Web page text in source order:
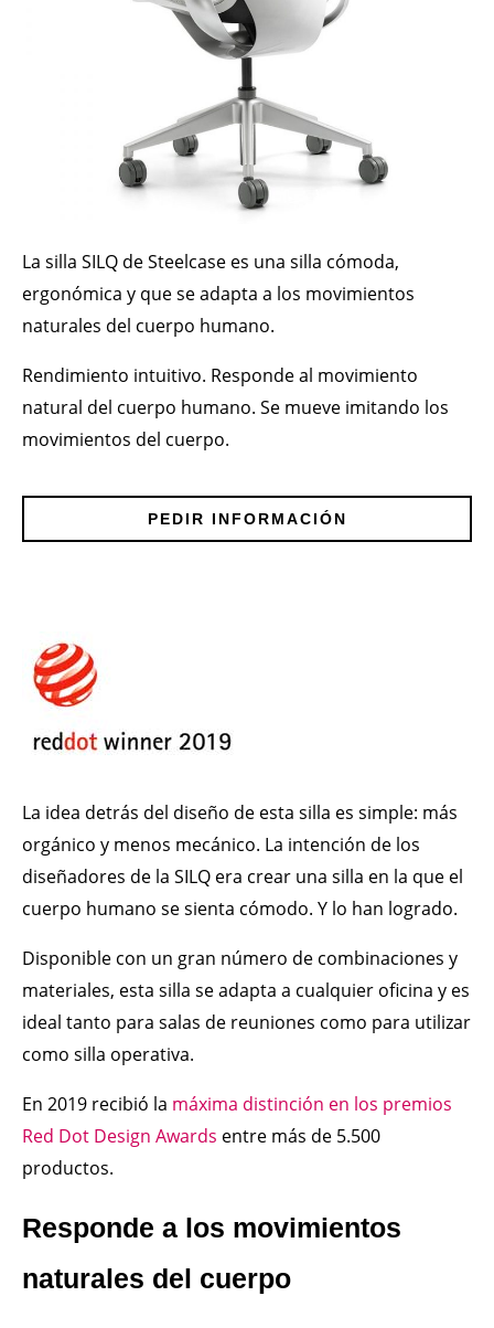
La silla SILQ de Steelcase es una silla cómoda,
ergonómica y que se adapta a los movimientos
naturales del cuerpo humano.
Rendimiento intuitivo. Responde al movimiento
natural del cuerpo humano. Se mueve imitando los
movimientos del cuerpo.
PEDIR INFORMACIÓN
La idea detrás del diseño de esta silla es simple: más
orgánico y menos mecánico. La intención de los
diseñadores de la SILQ era crear una silla en la que el
cuerpo humano se sienta cómodo. Y lo han logrado.
Disponible con un gran número de combinaciones y
materiales, esta silla se adapta a cualquier oficina y es
ideal tanto para salas de reuniones como para utilizar
como silla operativa.
En 2019 recibió la máxima distinción en los premios
Red Dot Design Awards entre más de 5.500
productos.
Responde a los movimientos
naturales del cuerpo